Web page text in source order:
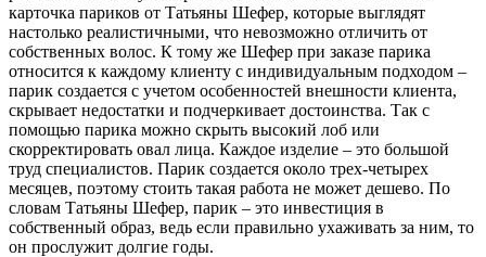
карточка париков от Татьяны Шефер, которые выглядят
настолько реалистичными, что невозможно отличить от
собственных волос. К тому же Шефер при заказе парика
относится к каждому клиенту с индивидуальным подходом –
парик создается с учетом особенностей внешности клиента,
скрывает недостатки и подчеркивает достоинства. Так с
помощью парика можно скрыть высокий лоб или
скорректировать овал лица. Каждое изделие – это большой
труд специалистов. Парик создается около трех-четырех
месяцев, поэтому стоить такая работа не может дешево. По
словам Татьяны Шефер, парик – это инвестиция в
собственный образ, ведь если правильно ухаживать за ним, то
он прослужит долгие годы.